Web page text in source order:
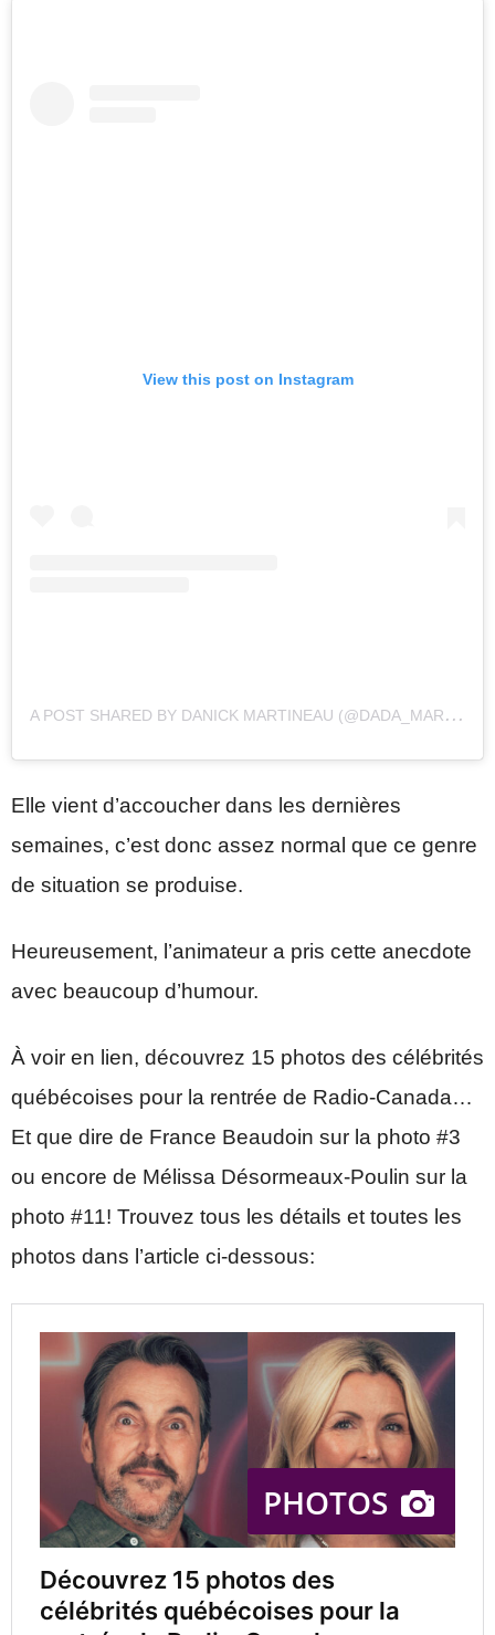
View this post on Instagram
A
POST SHARED BY DANICK MARTINEAU (@DADA_MARTINEAU)
Elle vient d’accoucher dans les dernières
semaines, c’est donc assez normal que ce genre
de situation se produise.
Heureusement, l’animateur a pris cette anecdote
avec beaucoup d’humour.
À voir en lien, découvrez 15 photos des célébrités
québécoises pour la rentrée de Radio-Canada…
Et que dire de France Beaudoin sur la photo #3
ou encore de Mélissa Désormeaux-Poulin sur la
photo #11! Trouvez tous les détails et toutes les
photos dans l’article ci-dessous: